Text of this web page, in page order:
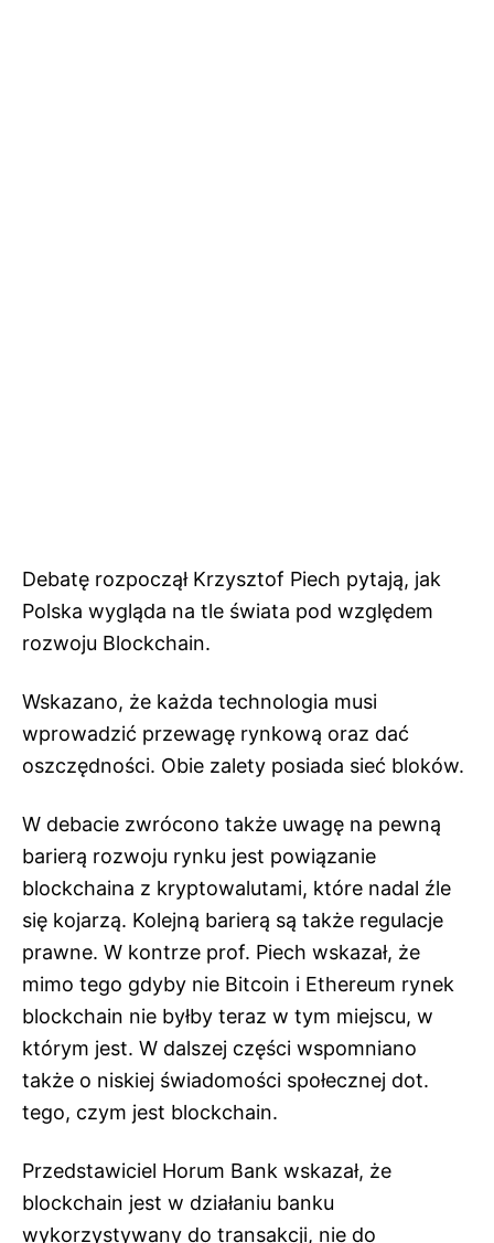
Debatę rozpoczął Krzysztof Piech pytają, jak
Polska wygląda na tle świata pod względem
rozwoju Blockchain.
Wskazano, że każda technologia musi
wprowadzić przewagę rynkową oraz dać
oszczędności. Obie zalety posiada sieć bloków.
W debacie zwrócono także uwagę na pewną
barierą rozwoju rynku jest powiązanie
blockchaina z kryptowalutami, które nadal źle
się kojarzą. Kolejną barierą są także regulacje
prawne. W kontrze prof. Piech wskazał, że
mimo tego gdyby nie Bitcoin i Ethereum rynek
blockchain nie byłby teraz w tym miejscu, w
którym jest. W dalszej części wspomniano
także o niskiej świadomości społecznej dot.
tego, czym jest blockchain.
Przedstawiciel Horum Bank wskazał, że
blockchain jest w działaniu banku
wykorzystywany do transakcji, nie do